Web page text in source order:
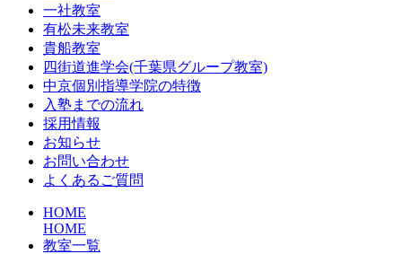
一社教室
有松未来教室
貴船教室
四街道進学会(千葉県グループ教室)
中京個別指導学院の特徴
入塾までの流れ
採用情報
お知らせ
お問い合わせ
よくあるご質問
HOME
HOME
教室一覧